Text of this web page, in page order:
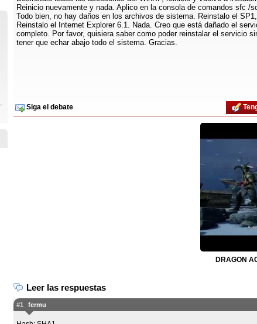
Reinicio nuevamente y nada. Aplico en la consola de comandos sfc /
Todo bien, no hay daños en los archivos de sistema. Reinstalo el
Reinstalo el Internet Explorer 6.1. Nada. Creo que está dañado el
completo. Por favor, quisiera saber como poder reinstalar el servicio
tener que echar abajo todo el sistema. Gracias.
Siga el debate
DRAGON
Leer las respuestas
#1 fermu